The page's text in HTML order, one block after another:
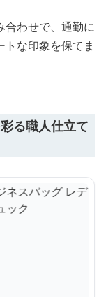
合わせで、通勤に
な印象を保てま
る職人仕立て